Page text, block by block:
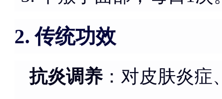
2. 传统功效
抗炎调养：对皮肤炎症